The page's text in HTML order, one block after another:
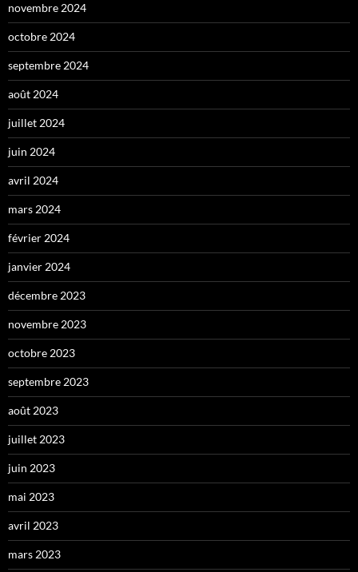
novembre 2024
octobre 2024
septembre 2024
août 2024
juillet 2024
juin 2024
avril 2024
mars 2024
février 2024
janvier 2024
décembre 2023
novembre 2023
octobre 2023
septembre 2023
août 2023
juillet 2023
juin 2023
mai 2023
avril 2023
mars 2023